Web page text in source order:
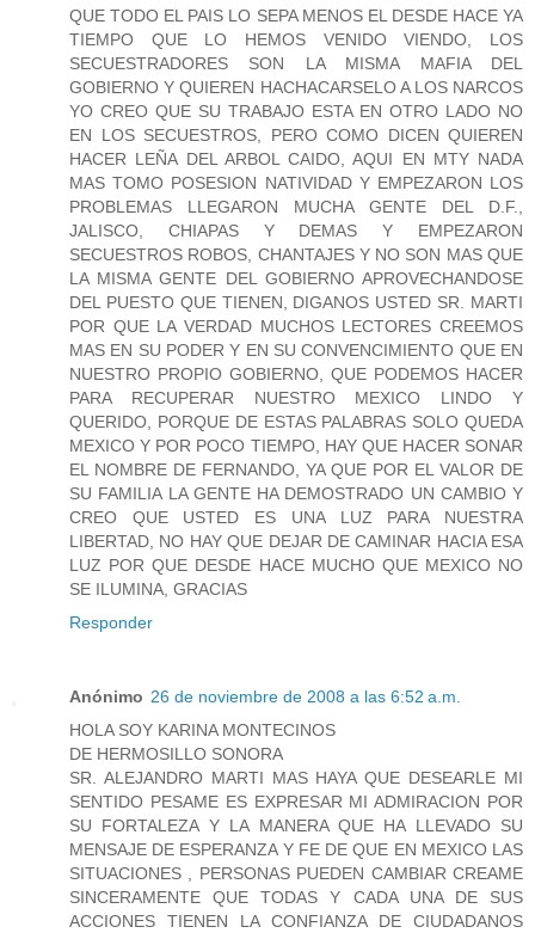
QUE TODO EL PAIS LO SEPA MENOS EL DESDE HACE YA
TIEMPO QUE LO HEMOS VENIDO VIENDO, LOS
SECUESTRADORES SON LA MISMA MAFIA DEL
GOBIERNO Y QUIEREN HACHACARSELO A LOS NARCOS
YO CREO QUE SU TRABAJO ESTA EN OTRO LADO NO
EN LOS SECUESTROS, PERO COMO DICEN QUIEREN
HACER LEÑA DEL ARBOL CAIDO, AQUI EN MTY NADA
MAS TOMO POSESION NATIVIDAD Y EMPEZARON LOS
PROBLEMAS LLEGARON MUCHA GENTE DEL D.F.,
JALISCO, CHIAPAS Y DEMAS Y EMPEZARON
SECUESTROS ROBOS, CHANTAJES Y NO SON MAS QUE
LA MISMA GENTE DEL GOBIERNO APROVECHANDOSE
DEL PUESTO QUE TIENEN, DIGANOS USTED SR. MARTI
POR QUE LA VERDAD MUCHOS LECTORES CREEMOS
MAS EN SU PODER Y EN SU CONVENCIMIENTO QUE EN
NUESTRO PROPIO GOBIERNO, QUE PODEMOS HACER
PARA RECUPERAR NUESTRO MEXICO LINDO Y
QUERIDO, PORQUE DE ESTAS PALABRAS SOLO QUEDA
MEXICO Y POR POCO TIEMPO, HAY QUE HACER SONAR
EL NOMBRE DE FERNANDO, YA QUE POR EL VALOR DE
SU FAMILIA LA GENTE HA DEMOSTRADO UN CAMBIO Y
CREO QUE USTED ES UNA LUZ PARA NUESTRA
LIBERTAD, NO HAY QUE DEJAR DE CAMINAR HACIA ESA
LUZ POR QUE DESDE HACE MUCHO QUE MEXICO NO
SE ILUMINA, GRACIAS
Responder
Anónimo 26 de noviembre de 2008 a las 6:52 a.m.
HOLA SOY KARINA MONTECINOS
DE HERMOSILLO SONORA
SR. ALEJANDRO MARTI MAS HAYA QUE DESEARLE MI
SENTIDO PESAME ES EXPRESAR MI ADMIRACION POR
SU FORTALEZA Y LA MANERA QUE HA LLEVADO SU
MENSAJE DE ESPERANZA Y FE DE QUE EN MEXICO LAS
SITUACIONES , PERSONAS PUEDEN CAMBIAR CREAME
SINCERAMENTE QUE TODAS Y CADA UNA DE SUS
ACCIONES TIENEN LA CONFIANZA DE CIUDADANOS